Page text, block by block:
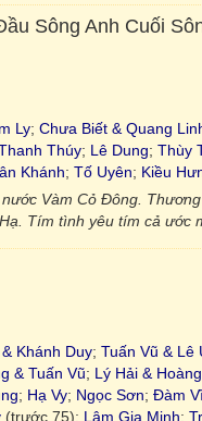
Sông Anh Cuối
Ly; Chưa Biết & Quang
Thúy; Lê Dung; Thùy
Khánh; Tố Uyên; Kiều
Vàm Cỏ Đông.
Tím tình yêu tím cả ước
Khánh Duy; Tuấn Vũ & Lê
& Tuấn Vũ; Lý Hải &
; Hạ Vy; Ngọc Sơn; Đàm
(trước 75); Lâm Gia Minh;